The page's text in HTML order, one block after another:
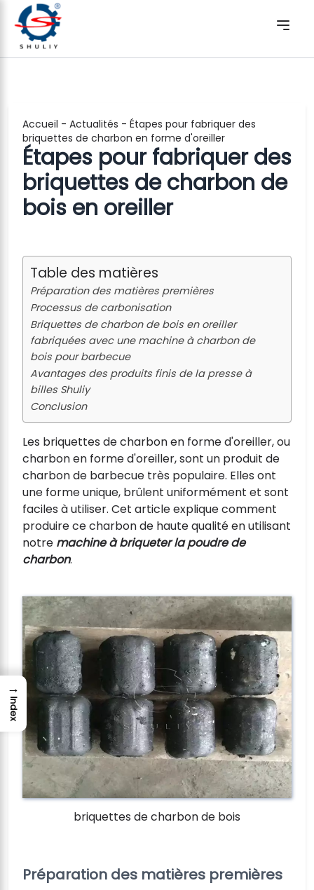
Accueil - Actualités - Étapes pour fabriquer des
briquettes de charbon en forme d'oreiller
Étapes pour fabriquer des
briquettes de charbon de
bois en oreiller
Table des matières
Préparation des matières premières
Processus de carbonisation
Briquettes de charbon de bois en oreiller
fabriquées avec une machine à charbon de
bois pour barbecue
Avantages des produits finis de la presse à
billes Shuliy
Conclusion
Les briquettes de charbon en forme d'oreiller, ou
charbon en forme d'oreiller, sont un produit de
charbon de barbecue très populaire. Elles ont
une forme unique, brûlent uniformément et sont
faciles à utiliser. Cet article explique comment
produire ce charbon de haute qualité en utilisant
notre machine à briqueter la poudre de
charbon.
briquettes de charbon de bois
Préparation des matières premières
→
Index